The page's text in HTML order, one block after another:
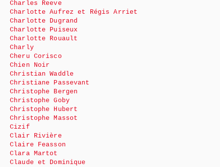
Charles Reeve
Charlotte Aufrez et Régis Arriet
Charlotte Dugrand
Charlotte Puiseux
Charlotte Rouault
Charly
Cheru Corisco
Chien Noir
Christian Waddle
Christiane Passevant
Christophe Bergen
Christophe Goby
Christophe Hubert
Christophe Massot
Cizif
Clair Rivière
Claire Feasson
Clara Martot
Claude et Dominique